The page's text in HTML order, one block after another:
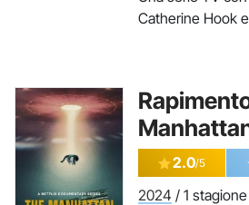
Catherine Hook
2.0/5
2024 / 1 stagione